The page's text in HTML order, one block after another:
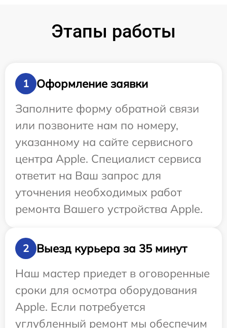
Этапы работы
1
Оформление заявки
Заполните форму обратной связи
или позвоните нам по номеру,
указанному на сайте сервисного
центра Apple. Специалист сервиса
ответит на Ваш запрос для
уточнения необходимых работ
ремонта Вашего устройства Apple.
2
Выезд курьера за 35 минут
Наш мастер приедет в оговоренные
сроки для осмотра оборудования
Apple. Если потребуется
углубленный ремонт мы обеспечим